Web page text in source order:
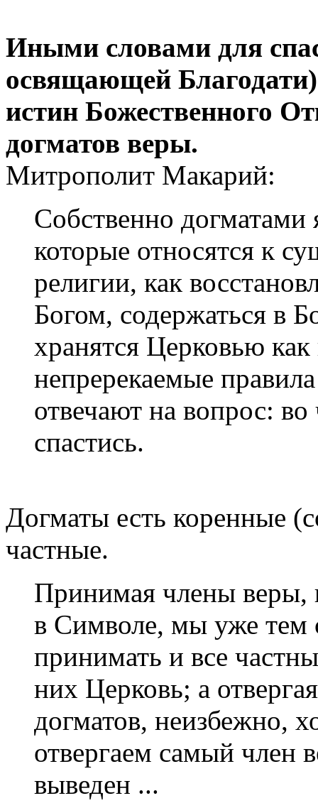
Иными словами для
освящающей Благодати)
истин Божественного
догматов веры.
Митрополит Макарий:
Собственно догматами
которые относятся к
религии, как
Богом, содержаться в
хранятся Церковью
непререкаемые
отвечают на вопрос:
спастись.
Догматы есть коренные
частные.
Принимая члены веры,
в Символе, мы уже тем
принимать и все
них Церковь; а
догматов, неизбежно,
отвергаем самый член
выведен ...